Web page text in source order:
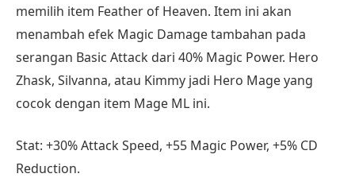
memilih item Feather of Heaven. Item ini akan
menambah efek Magic Damage tambahan pada
serangan Basic Attack dari 40% Magic Power. Hero
Zhask, Silvanna, atau Kimmy jadi Hero Mage yang
cocok dengan item Mage ML ini.
Stat: +30% Attack Speed, +55 Magic Power, +5% CD
Reduction.